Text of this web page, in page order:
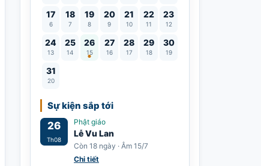
17
6
18
7
19
8
20
9
21
10
22
11
23
12
24
13
25
14
26
15
Lễ Vu Lan
27
16
28
17
29
18
30
19
31
20
Sự kiện sắp tới
26
Th08
Phật giáo
Lễ Vu Lan
Còn 18 ngày · Âm 15/7
Chi tiết